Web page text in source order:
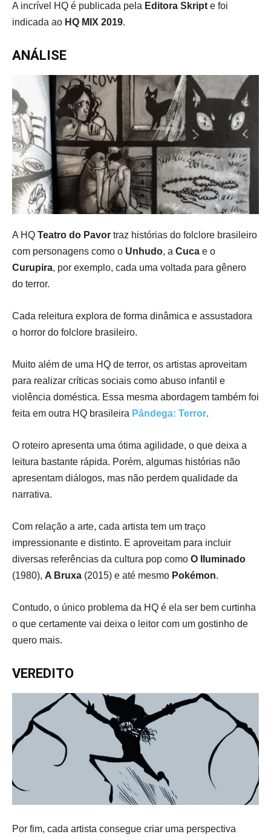
A incrível HQ é publicada pela Editora Skript e foi
indicada ao HQ MIX 2019.
ANÁLISE
A HQ Teatro do Pavor traz histórias do folclore brasileiro
com personagens como o Unhudo, a Cuca e o
Curupira, por exemplo, cada uma voltada para gênero
do terror.
Cada releitura explora de forma dinâmica e assustadora
o horror do folclore brasileiro.
Muito além de uma HQ de terror, os artistas aproveitam
para realizar críticas sociais como abuso infantil e
violência doméstica. Essa mesma abordagem também foi
feita em outra HQ brasileira Pândega: Terror.
O roteiro apresenta uma ótima agilidade, o que deixa a
leitura bastante rápida. Porém, algumas histórias não
apresentam diálogos, mas não perdem qualidade da
narrativa.
Com relação a arte, cada artista tem um traço
impressionante e distinto. E aproveitam para incluir
diversas referências da cultura pop como O Iluminado
(1980), A Bruxa (2015) e até mesmo Pokémon.
Contudo, o único problema da HQ é ela ser bem curtinha
o que certamente vai deixa o leitor com um gostinho de
quero mais.
VEREDITO
Por fim, cada artista consegue criar uma perspectiva